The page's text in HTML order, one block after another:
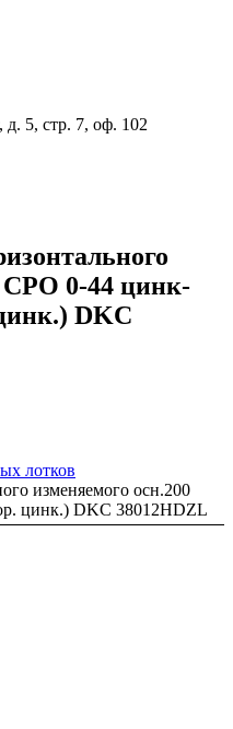
5, стр. 7, оф. 102
0-44 цинк-
DKC
лотков
изменяемого осн.200
цинк.) DKC 38012HDZL